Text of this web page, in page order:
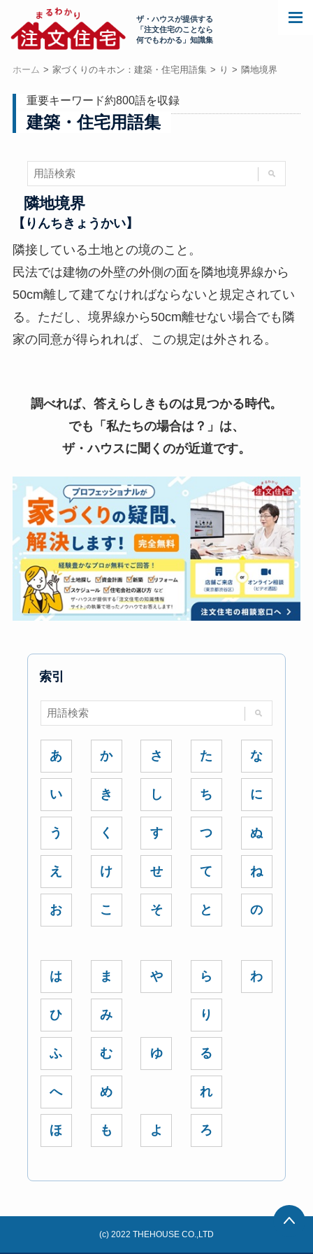
ザ・ハウスが提供する
「注文住宅のことなら
何でもわかる」知識集
ホーム 家づくりのキホン：建築・住宅用語集 り 隣地境界
重要キーワード約800語を収録
建築・住宅用語集
隣地境界
【りんちきょうかい】
隣接している土地との境のこと。
民法では建物の外壁の外側の面を隣地境界線から
50cm離して建てなければならないと規定されてい
る。ただし、境界線から50cm離せない場合でも隣
家の同意が得られれば、この規定は外される。
調べれば、答えらしきものは見つかる時代。
でも「私たちの場合は？」は、
ザ・ハウスに聞くのが近道です。
索引
あ
い
う
え
お
か
き
く
け
こ
さ
し
す
せ
そ
た
ち
つ
て
と
な
に
ぬ
ね
の
は
ひ
ふ
へ
ほ
ま
み
む
め
も
や
ゆ
よ
ら
り
る
れ
ろ
わ
(c) 2022 THEHOUSE CO.,LTD